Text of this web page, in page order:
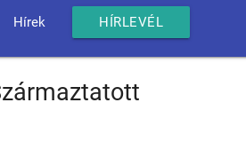
Hírek HÍRLEVÉL